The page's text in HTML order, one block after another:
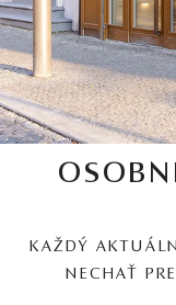
KAŽDÝ
NECHAŤ